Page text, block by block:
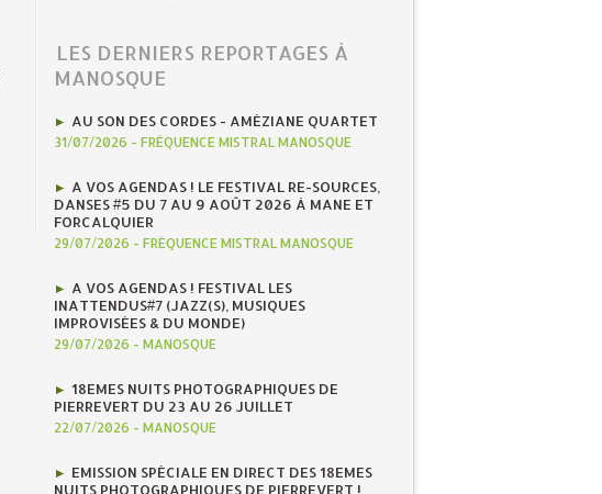
LES DERNIERS REPORTAGES À
MANOSQUE
AU SON DES CORDES - AMÉZIANE QUARTET
31/07/2026 - FRÉQUENCE MISTRAL MANOSQUE
A VOS AGENDAS ! LE FESTIVAL RE-SOURCES,
DANSES #5 DU 7 AU 9 AOÛT 2026 À MANE ET
FORCALQUIER
29/07/2026 - FRÉQUENCE MISTRAL MANOSQUE
A VOS AGENDAS ! FESTIVAL LES
INATTENDUS#7 (JAZZ(S), MUSIQUES
IMPROVISÉES & DU MONDE)
29/07/2026 - MANOSQUE
18EMES NUITS PHOTOGRAPHIQUES DE
PIERREVERT DU 23 AU 26 JUILLET
22/07/2026 - MANOSQUE
EMISSION SPÉCIALE EN DIRECT DES 18EMES
NUITS PHOTOGRAPHIQUES DE PIERREVERT !